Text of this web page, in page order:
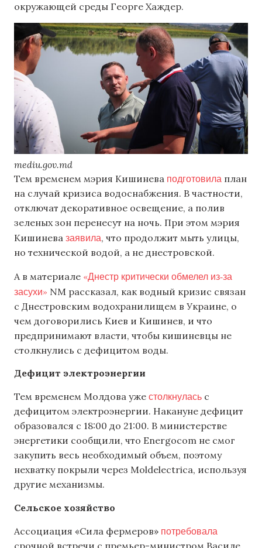
окружающей среды Георге Хаждер.
mediu.gov.md
Тем временем мэрия Кишинева подготовила план
на случай кризиса водоснабжения. В частности,
отключат декоративное освещение, а полив
зеленых зон перенесут на ночь. При этом мэрия
Кишинева заявила, что продолжит мыть улицы,
но технической водой, а не днестровской.
А в материале «Днестр критически обмелел из-за
засухи» NM рассказал, как водный кризис связан
с Днестровским водохранилищем в Украине, о
чем договорились Киев и Кишинев, и что
предпринимают власти, чтобы кишиневцы не
столкнулись с дефицитом воды.
Дефицит электроэнергии
Тем временем Молдова уже столкнулась с
дефицитом электроэнергии. Накануне дефицит
образовался с 18:00 до 21:00. В министерстве
энергетики сообщили, что Energocom не смог
закупить весь необходимый объем, поэтому
нехватку покрыли через Moldelectrica, используя
другие механизмы.
Сельское хозяйство
Ассоциация «Сила фермеров» потребовала